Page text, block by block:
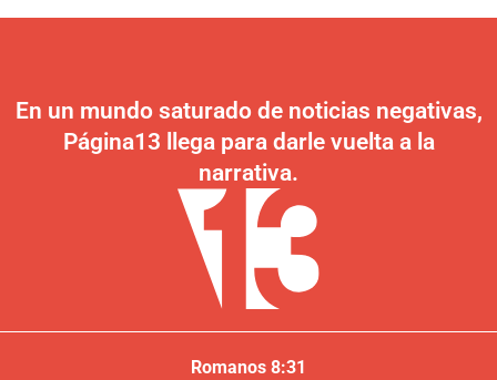
En un mundo saturado de noticias negativas,
Página13 llega para darle vuelta a la
narrativa.
Romanos 8:31